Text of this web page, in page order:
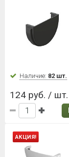
Наличие: 82 шт.
124 руб. / шт.
АКЦИЯ!